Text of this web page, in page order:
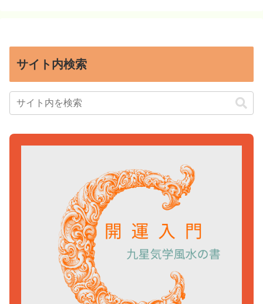
サイト内検索